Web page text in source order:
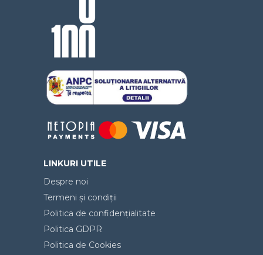
LINKURI UTILE
Despre noi
Termeni și condiții
Politica de confidențialitate
Politica GDPR
Politica de Cookies